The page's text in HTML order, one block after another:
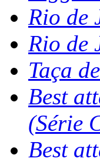
Rio de
Rio de
Taça
Best
(Série
Best